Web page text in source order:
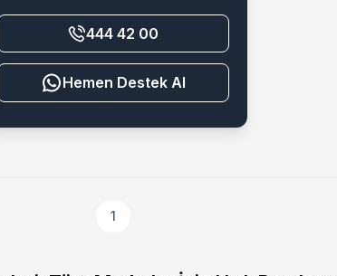
444 42 00
Destek Al
1